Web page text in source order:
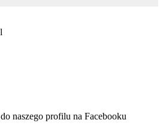
się w nowej karcie
naszego profilu na Facebooku